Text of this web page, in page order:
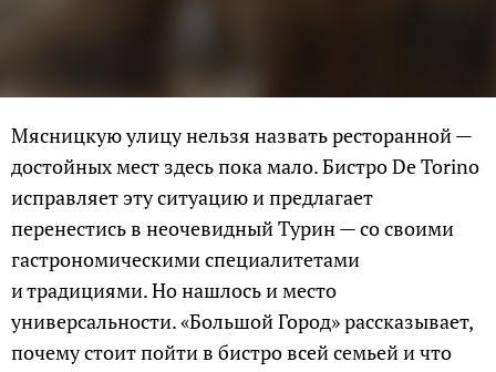
Мясницкую улицу нельзя назвать ресторанной —
достойных мест здесь пока мало. Бистро De Torino
исправляет эту ситуацию и предлагает
перенестись в неочевидный Турин — со своими
гастрономическими специалитетами
и традициями. Но нашлось и место
универсальности. «Большой Город» рассказывает,
почему стоит пойти в бистро всей семьей и что